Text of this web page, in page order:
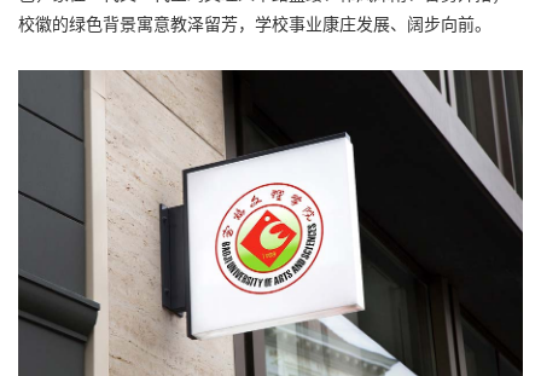
校徽的绿色背景寓意教泽留芳，学校事业康庄发展、阔步向前。